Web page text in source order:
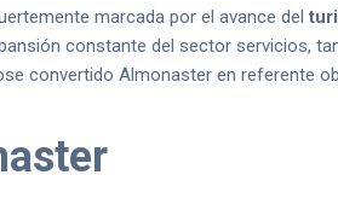
marcada por el avance del
constante del sector servicios,
convertido Almonaster en referente